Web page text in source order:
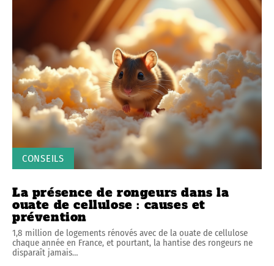
CONSEILS
La présence de rongeurs dans la
ouate de cellulose : causes et
prévention
1,8 million de logements rénovés avec de la ouate de cellulose
chaque année en France, et pourtant, la hantise des rongeurs ne
disparaît jamais…